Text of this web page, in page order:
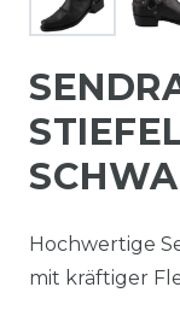
Hochwertige
mit kräftiger